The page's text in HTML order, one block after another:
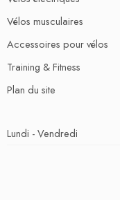
Vélos musculaires
Accessoires pour vélos
Training & Fitness
Plan du site
Lundi - Vendredi